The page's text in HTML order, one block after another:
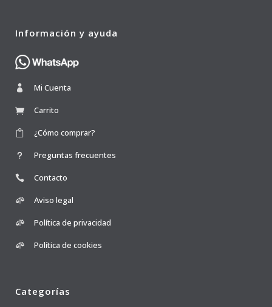
Información y ayuda
Mi Cuenta
Carrito
¿Cómo comprar?
Preguntas frecuentes
Contacto
Aviso legal
Política de privacidad
Política de cookies
Categorías